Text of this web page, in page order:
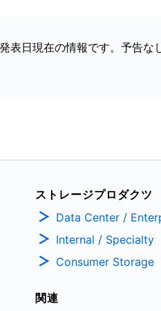
表日現在の情報です。予告な
ストレージプロダクツ
Data Center /
Internal / Specialty
Consumer Storage
関連